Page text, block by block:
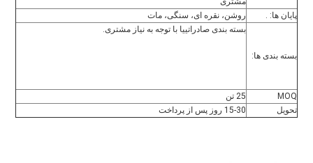
پایان ها: .
روشن، نقره ای، سنگی، مات
بسته بندی ها:
بسته بندی صادراتییا با توجه به نیاز مشتری.
MOQ
25 تن
تحویل
15-30 روز پس از پرداخت